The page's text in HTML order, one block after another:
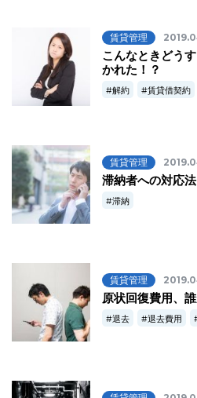
賃貸管理
こんなときどう
かれた！？
解約 賃貸借契約
賃貸管理
滞納者への対応法
滞納
賃貸管理
原状回復費用、
退去 退去費用